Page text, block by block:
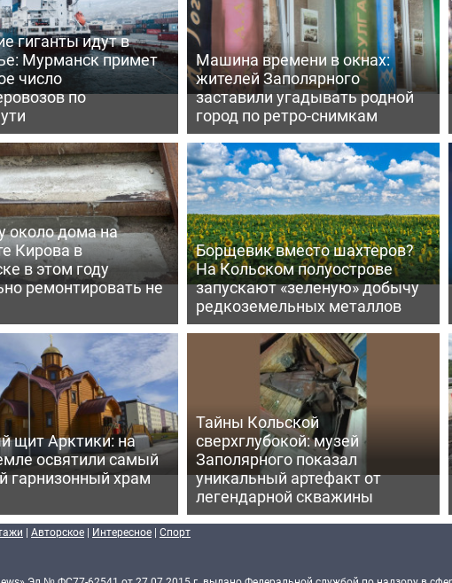
гиганты идут в
Мурманск примет
число
по
Машина времени в окнах:
жителей Заполярного
заставили угадывать родной
город по ретро-снимкам
около дома на
Кирова в
в этом году
ремонтировать не
Борщевик вместо шахтеров?
На Кольском полуострове
запускают «зеленую» добычу
редкоземельных металлов
щит Арктики: на
освятили самый
гарнизонный храм
Тайны Кольской
сверхглубокой: музей
Заполярного показал
уникальный артефакт от
легендарной скважины
| Авторское | Интересное | Спорт